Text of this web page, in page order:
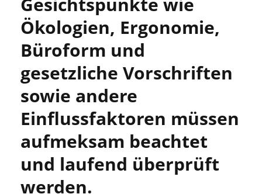
Ökologien, Ergonomie,
Büroform und
gesetzliche Vorschriften
sowie andere
Einflussfaktoren müssen
aufmeksam beachtet
und laufend überprüft
werden.